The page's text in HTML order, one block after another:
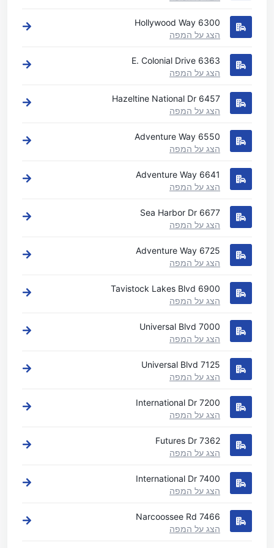
6300 Hollywood Way
הצג על המפה
6363 E. Colonial Drive
הצג על המפה
6457 Hazeltine National Dr
הצג על המפה
6550 Adventure Way
הצג על המפה
6641 Adventure Way
הצג על המפה
6677 Sea Harbor Dr
הצג על המפה
6725 Adventure Way
הצג על המפה
6900 Tavistock Lakes Blvd
הצג על המפה
7000 Universal Blvd
הצג על המפה
7125 Universal Blvd
הצג על המפה
7200 International Dr
הצג על המפה
7362 Futures Dr
הצג על המפה
7400 International Dr
הצג על המפה
7466 Narcoossee Rd
הצג על המפה